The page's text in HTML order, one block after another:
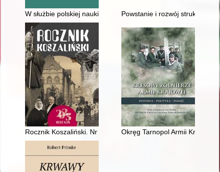
W służbie polskiej nauki i kultury : Instytut Śląski 1934-2024
Powstanie i rozwój struktur
Rocznik Koszaliński. Nr 51 (2023) [druk:] 2024
Okręg Tarnopol Armii Krajowej